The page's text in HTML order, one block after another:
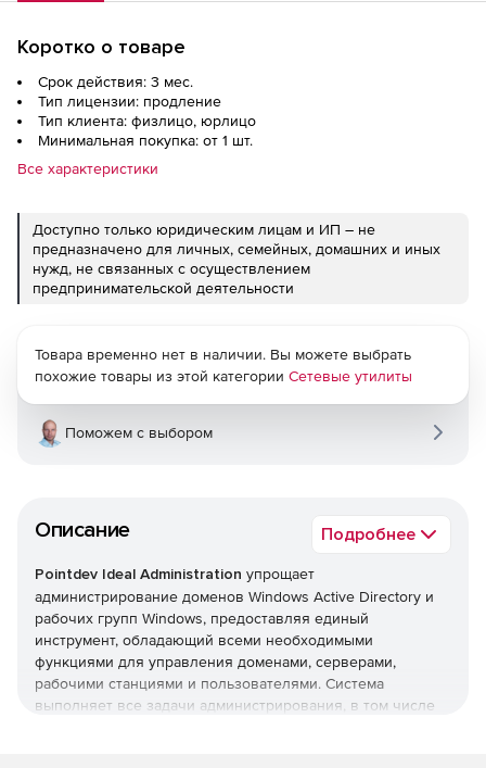
Коротко о товаре
Срок действия: 3 мес.
Тип лицензии: продление
Тип клиента: физлицо, юрлицо
Минимальная покупка: от 1 шт.
Все характеристики
Доступно только юридическим лицам и ИП – не
предназначено для личных, семейных, домашних и иных
нужд, не связанных с осуществлением
предпринимательской деятельности
Описание Подробнее
Pointdev Ideal Administration упрощает
администрирование доменов Windows Active Directory и
рабочих групп Windows, предоставляя единый
инструмент, обладающий всеми необходимыми
функциями для управления доменами, серверами,
рабочими станциями и пользователями. Система
выполняет все задачи администрирования, в том числе
Товара временно нет в наличии. Вы можете выбрать
похожие товары из этой категории Сетевые утилиты
Поможем с выбором